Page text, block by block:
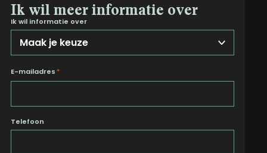
Ik wil meer informatie over
Ik wil informatie over
E-mailadres *
Telefoon